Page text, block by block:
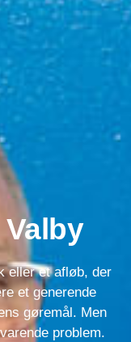
eller et afløb, der
et generende
gøremål. Men
problem.